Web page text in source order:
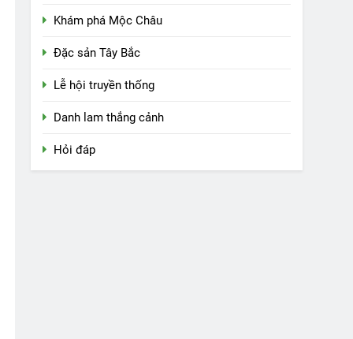
Khám phá Mộc Châu
Đặc sản Tây Bắc
Lễ hội truyền thống
Danh lam thắng cảnh
Hỏi đáp